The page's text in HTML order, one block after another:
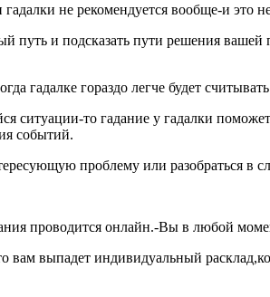
не рекомендуется вообще-и
путь и подсказать пути решения
гадалке гораздо легче будет
ситуации-то гадание у гадалки
событий.
проблему или разобраться в
проводится онлайн.-Вы в любой
вам выпадет индивидуальный